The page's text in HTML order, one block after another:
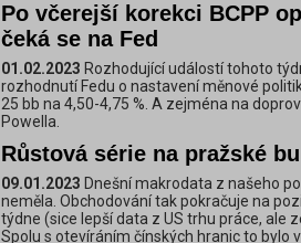
Po včerejší korekci BCPP
čeká se na Fed
01.02.2023 Rozhodující událostí tohoto
rozhodnutí Fedu o nastavení měnové
25 bb na 4,50-4,75 %. A zejména na
Powella.
Růstová série na pražské
09.01.2023 Dnešní makrodata z našeho
neměla. Obchodování tak pokračuje na
týdne (sice lepší data z US trhu práce, ale
Spolu s otevíráním čínských hranic to bylo